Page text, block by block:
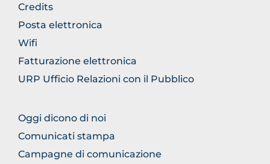
FOOTER
GENERICO
Credits
Posta elettronica
Wifi
Fatturazione elettronica
URP Ufficio Relazioni con il Pubblico
FOOTER
COMUNICAZIONE
Oggi dicono di noi
Comunicati stampa
Campagne di comunicazione